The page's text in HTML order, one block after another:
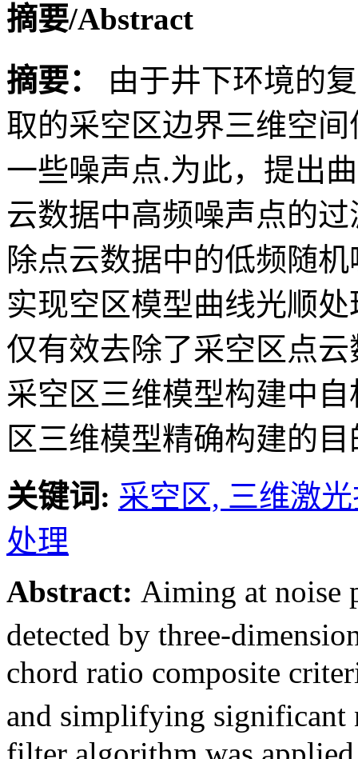
摘要/Abstract
摘要： 由于井下环境的
取的采空区边界三维空
一些噪声点.为此，提出
云数据中高频噪声点的
除点云数据中的低频随
实现空区模型曲线光顺
仅有效去除了采空区点
采空区三维模型构建中
区三维模型精确构建的目
关键词: 采空区, 三维激
处理
Abstract: Aiming at noise
detected by three-
chord ratio composite
and simplifying significant